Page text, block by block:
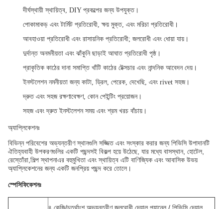
দীর্ঘস্থায়ী স্থায়িত্ব, DIY প্রকল্পের জন্য উপযুক্ত।
পোকামাকড় এবং টার্মিট প্রতিরোধী, ক্ষয় মুক্ত, এবং মরিচা প্রতিরোধী।
আবহাওয়া প্রতিরোধী এবং রাসায়নিক প্রতিরোধী; জলরোধী এবং ধোয়া যায়।
দুর্দান্ত অনমনীয়তা এবং ঝাঁকুনি ছাড়াই আঘাত প্রতিরোধী পৃষ্ঠ।
প্রাকৃতিক কাঠের দানা সমাপ্তি খাঁটি কাঠের টেক্সচার এবং নান্দনিক আবেদন দেয়।
ইনস্টলেশন নমনীয়তা জন্য কাটা, ড্রিল, পেরেক, দেখেছি, এবং rivet সহজ।
দ্রুত এবং সহজ রক্ষণাবেক্ষণ, কোন পেইন্টিং প্রয়োজন।
সহজ এবং দ্রুত ইনস্টলেশন সময় এবং শ্রম খরচ বাঁচায়।
অ্যাপ্লিকেশনঃ
বিভিন্ন পরিবেশের অভ্যন্তরীণ স্থানগুলি সজ্জিত এবং সংস্কার করার জন্য পিভিসি উপাদানটি
ঐতিহ্যবাহী উপকরণগুলির একটি পছন্দসই বিকল্প হয়ে উঠেছে, যার মধ্যে বাসস্থান, হোটেল,
রেস্তোঁরা,শিল্প স্থাপনাএর বহুমুখিতা এবং স্থায়িত্ব এটি বাণিজ্যিক এবং আবাসিক উভয়
অ্যাপ্লিকেশনের জন্য একটি জনপ্রিয় পছন্দ করে তোলে।
স্পেসিফিকেশনঃ